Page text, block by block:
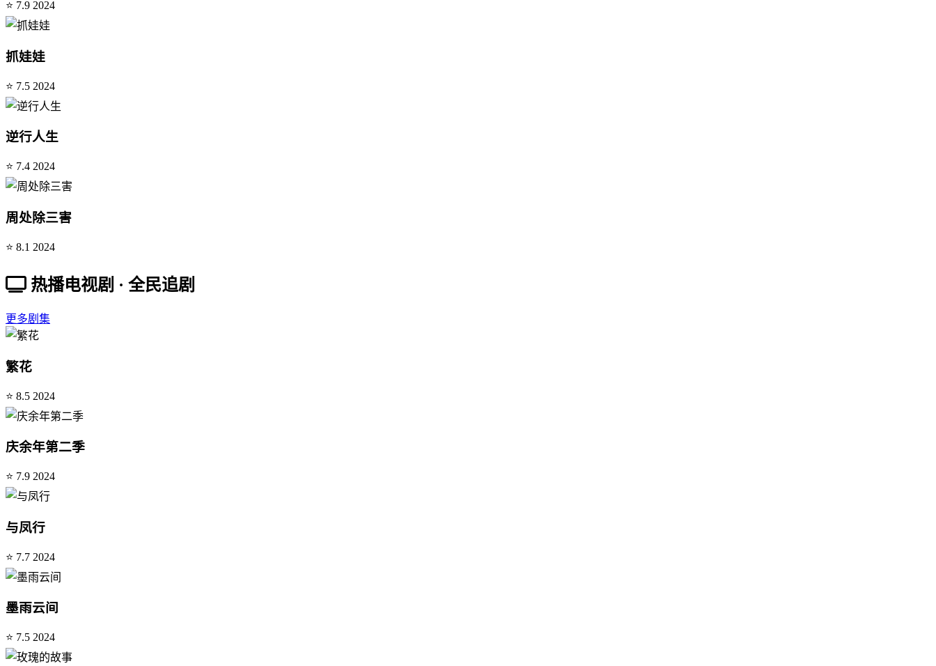
⭐ 7.9 2024
抓娃娃
⭐ 7.5 2024
逆行人生
⭐ 7.4 2024
周处除三害
⭐ 8.1 2024
热播电视剧 · 全民追剧
更多剧集
繁花
⭐ 8.5 2024
庆余年第二季
⭐ 7.9 2024
与凤行
⭐ 7.7 2024
墨雨云间
⭐ 7.5 2024